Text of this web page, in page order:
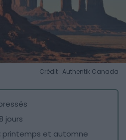
Crédit : Authentik Canada
8 jours
printemps et automne